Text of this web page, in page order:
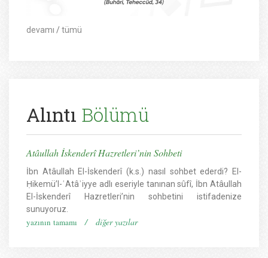
devamı /tümü
Alıntı Bölümü
Atâullah İskenderî Hazretleri’nin Sohbeti
İbn Atâullah El-İskenderî (k.s.) nasıl sohbet ederdi? El-
Ḥikemü’l-ʿAtâʾiyye adlı eseriyle tanınan sûfî, İbn Atâullah
El-İskenderî Hazretleri’nin sohbetini istifadenize
sunuyoruz.
yazının tamamı / diğer yazılar